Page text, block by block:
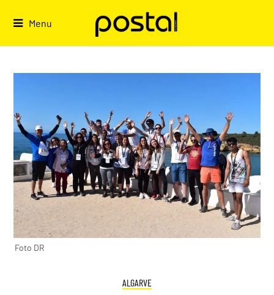
Menu
Foto DR
ALGARVE